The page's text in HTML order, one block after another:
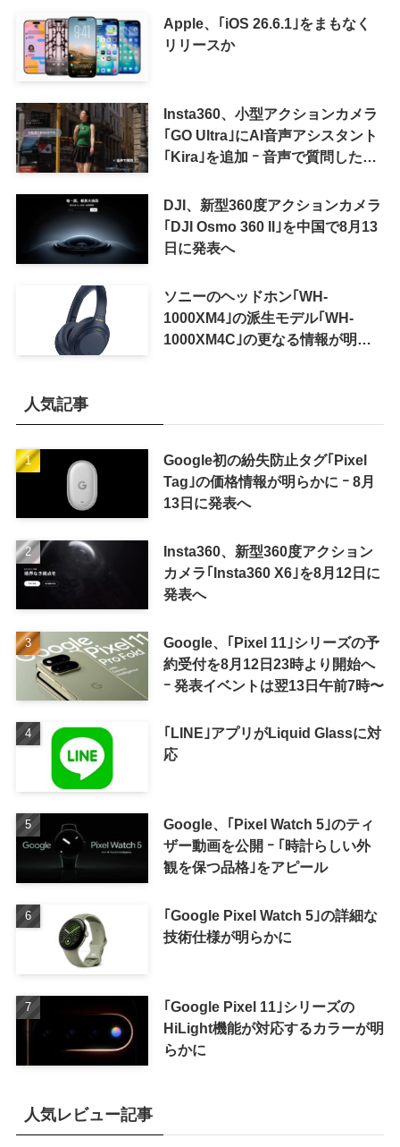
Apple、｢iOS 26.6.1｣をまもなく
リリースか
Insta360、小型アクションカメラ
｢GO Ultra｣にAI音声アシスタント
｢Kira｣を追加 ｰ 音声で質問した
可能に
DJI、新型360度アクションカメラ
｢DJI Osmo 360 II｣を中国で8月13
日に発表へ
ソニーのヘッドホン｢WH-
1000XM4｣の派生モデル｢WH-
1000XM4C｣の更なる情報が明ら
人気記事
Google初の紛失防止タグ｢Pixel
Tag｣の価格情報が明らかに ｰ 8月
13日に発表へ
Insta360、新型360度アクション
カメラ｢Insta360 X6｣を8月12日に
発表へ
Google、｢Pixel 11｣シリーズの予
約受付を8月12日23時より開始へ
ｰ 発表イベントは翌13日午前7時〜
｢LINE｣アプリがLiquid Glassに対
応
Google、｢Pixel Watch 5｣のティ
ザー動画を公開 ｰ ｢時計らしい外
観を保つ品格｣をアピール
｢Google Pixel Watch 5｣の詳細な
技術仕様が明らかに
｢Google Pixel 11｣シリーズの
HiLight機能が対応するカラーが明
らかに
人気レビュー記事